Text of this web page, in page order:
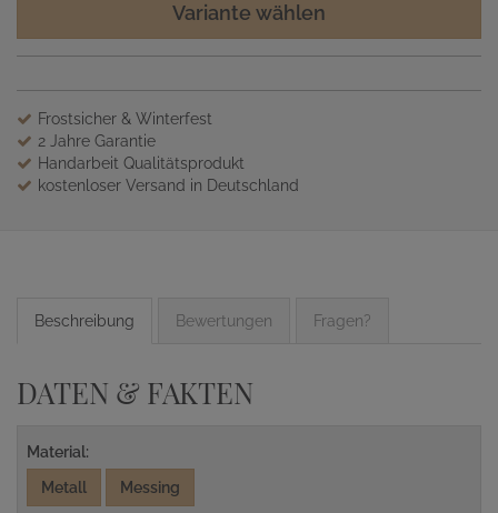
Variante wählen
Frostsicher & Winterfest
2 Jahre Garantie
Handarbeit Qualitätsprodukt
kostenloser Versand in Deutschland
Beschreibung Bewertungen Fragen?
DATEN & FAKTEN
Material:
Metall
Messing